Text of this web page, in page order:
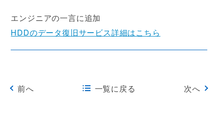
エンジニアの一言に追加
HDDのデータ復旧サービス詳細はこちら
前へ 一覧に戻る 次へ